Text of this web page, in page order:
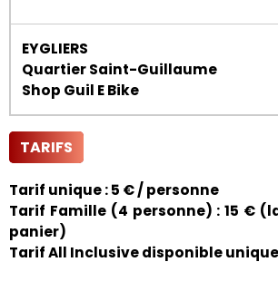
EYGLIERS
Quartier Saint-Guillaume
Shop Guil E Bike
TARIFS
Tarif unique : 5 € / personne
Tarif Famille (4 personne) : 15 €
panier)
Tarif All Inclusive disponible